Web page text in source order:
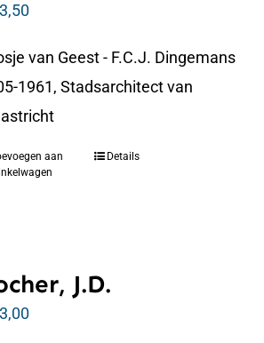
van Geest - F.C.J. Dingemans
1961, Stadsarchitect van
aan
Details
J.D.